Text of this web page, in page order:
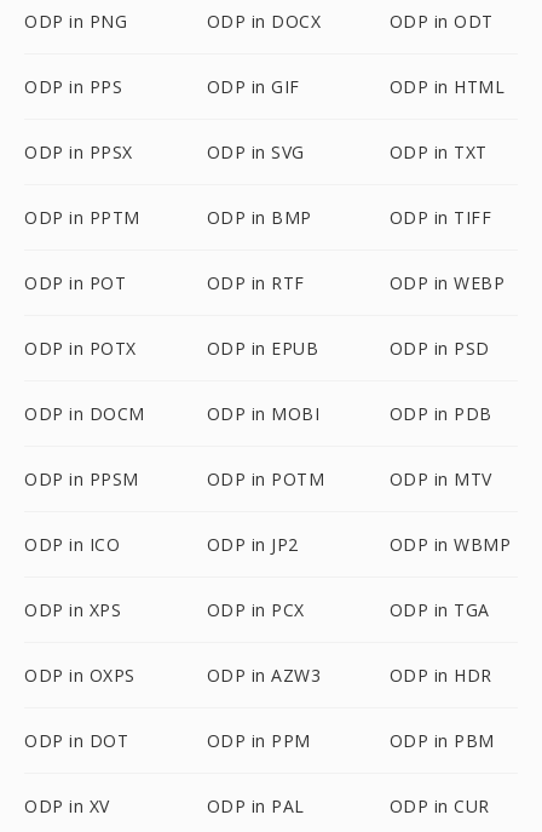
ODP in PNG ODP in DOCX ODP in ODT
ODP in PPS ODP in GIF ODP in HTML
ODP in PPSX ODP in SVG ODP in TXT
ODP in PPTM ODP in BMP ODP in TIFF
ODP in POT ODP in RTF ODP in WEBP
ODP in POTX ODP in EPUB ODP in PSD
ODP in DOCM ODP in MOBI ODP in PDB
ODP in PPSM ODP in POTM ODP in MTV
ODP in ICO ODP in JP2 ODP in WBMP
ODP in XPS ODP in PCX ODP in TGA
ODP in OXPS ODP in AZW3 ODP in HDR
ODP in DOT ODP in PPM ODP in PBM
ODP in XV ODP in PAL ODP in CUR